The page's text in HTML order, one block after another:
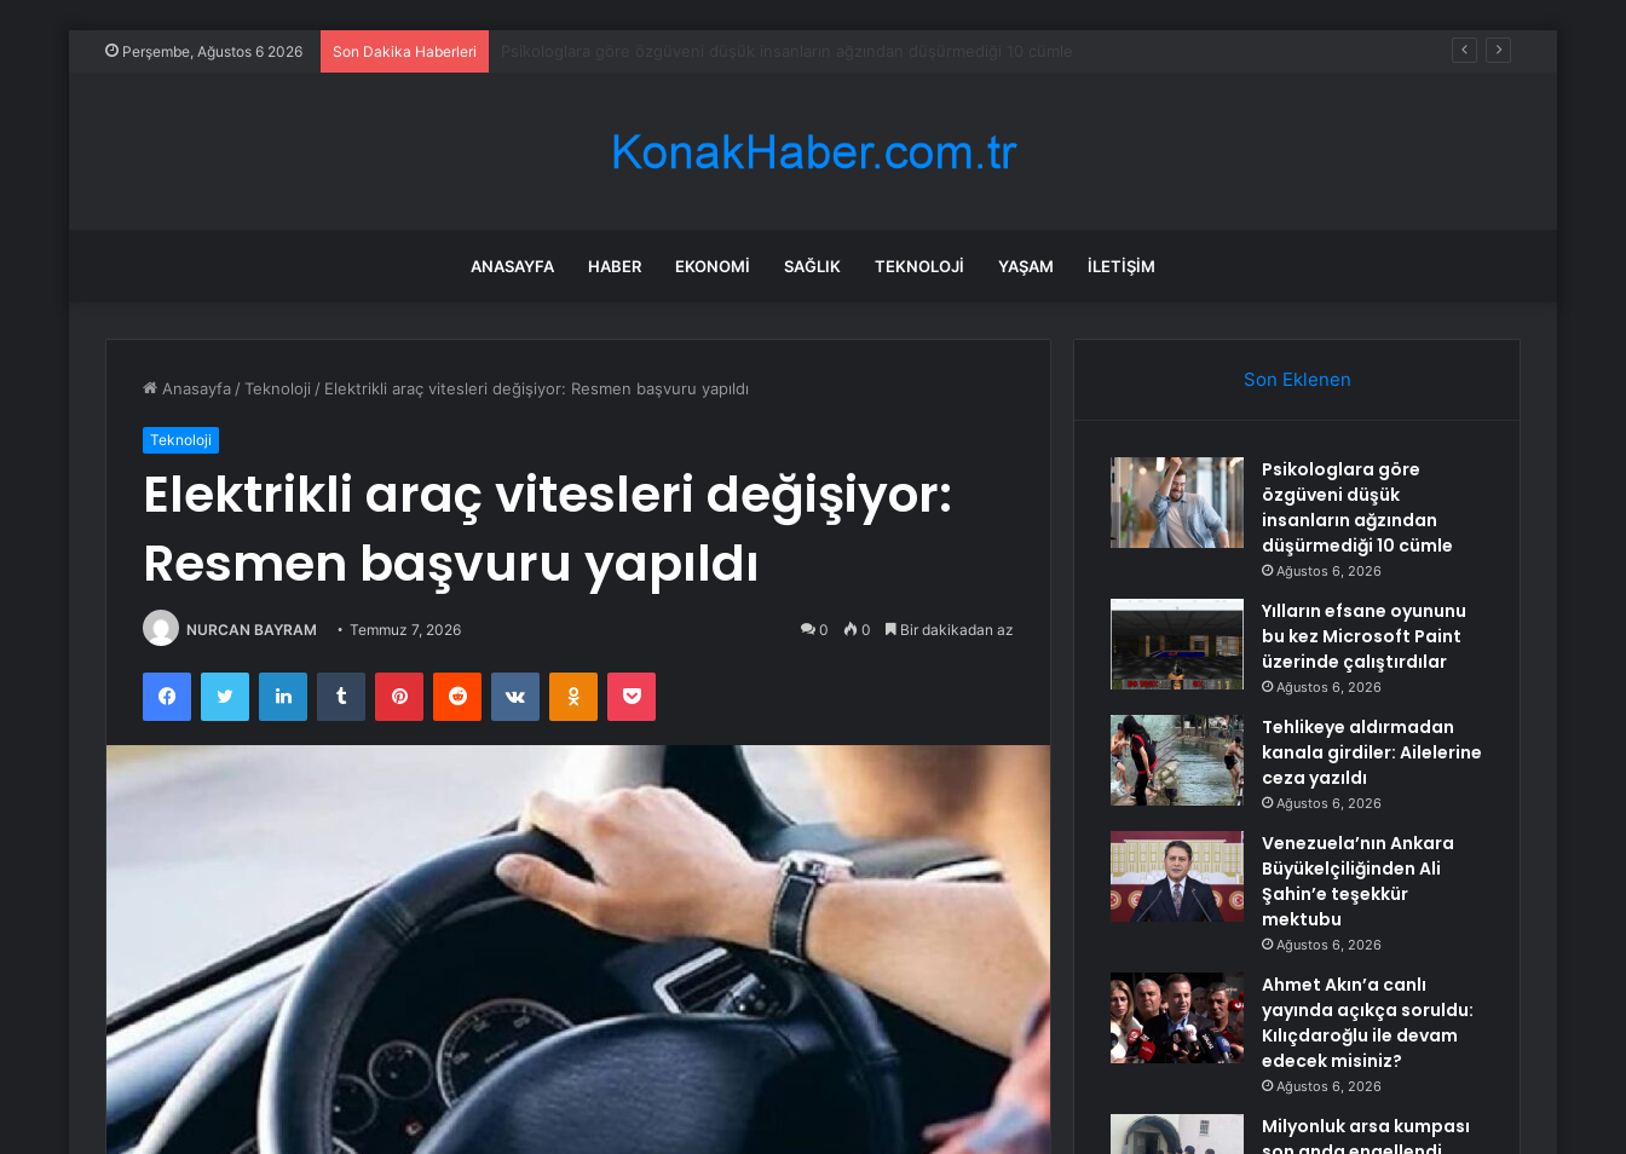
Perşembe, Ağustos 6 2026 Son Dakika Haberleri
ANASAYFA HABER EKONOMI SAĞLIK TEKNOLOJI YAŞAM İLETIŞIM
Anasayfa /Teknoloji / Elektrikli araç vitesleri değişiyor: Resmen başvuru yapıldı
Teknoloji
Elektrikli araç vitesleri değişiyor:
Resmen başvuru yapıldı
NURCAN BAYRAM Temmuz 7, 2026 0 0 Bir dakikadan az
FacebookTwitter LinkedInTumblr PinterestReddit VKontakteOdnoklassniki
Pocket
Son Eklenen
Psikologlara göre
özgüveni düşük
insanların ağzından
düşürmediği 10 cümle
Ağustos 6, 2026
Yılların efsane oyununu
bu kez Microsoft Paint
üzerinde çalıştırdılar
Ağustos 6, 2026
Tehlikeye aldırmadan
kanala girdiler: Ailelerine
ceza yazıldı
Ağustos 6, 2026
Venezuela’nın Ankara
Büyükelçiliğinden Ali
Şahin’e teşekkür
mektubu
Ağustos 6, 2026
Ahmet Akın’a canlı
yayında açıkça soruldu:
Kılıçdaroğlu ile devam
edecek misiniz?
Ağustos 6, 2026
Milyonluk arsa kumpası